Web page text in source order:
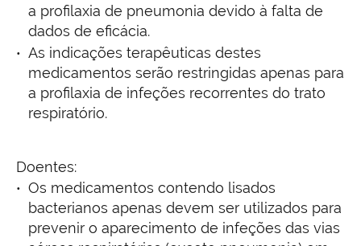
a profilaxia de pneumonia devido à falta de
dados de eficácia.
As indicações terapêuticas destes
medicamentos serão restringidas apenas para
a profilaxia de infeções recorrentes do trato
respiratório.
Doentes:
Os medicamentos contendo lisados
bacterianos apenas devem ser utilizados para
prevenir o aparecimento de infeções das vias